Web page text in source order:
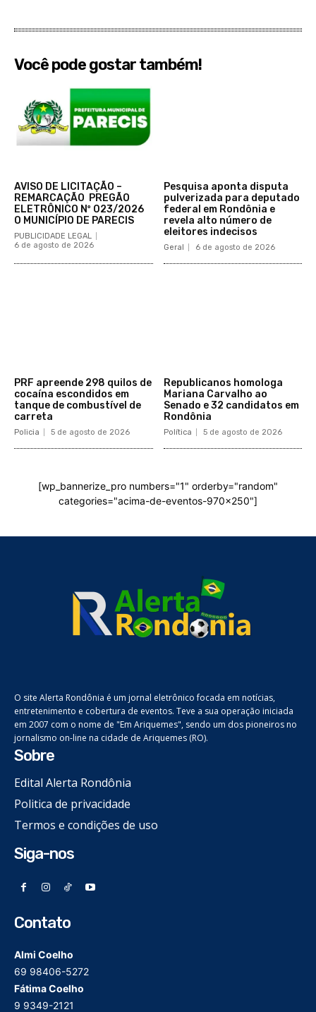
Você pode gostar também!
AVISO DE LICITAÇÃO –
REMARCAÇÃO PREGÃO
ELETRÔNICO Nº 023/2026
O MUNICÍPIO DE PARECIS
PUBLICIDADE LEGAL
6 de agosto de 2026
Pesquisa aponta disputa
pulverizada para deputado
federal em Rondônia e
revela alto número de
eleitores indecisos
Geral 6 de agosto de 2026
PRF apreende 298 quilos de
cocaína escondidos em
tanque de combustível de
carreta
Policia 5 de agosto de 2026
Republicanos homologa
Mariana Carvalho ao
Senado e 32 candidatos em
Rondônia
Política 5 de agosto de 2026
[wp_bannerize_pro numbers="1" orderby="random"
categories="acima-de-eventos-970x250"]
O site Alerta Rondônia é um jornal eletrônico focada em notícias,
entretenimento e cobertura de eventos. Teve a sua operação iniciada
em 2007 com o nome de "Em Ariquemes", sendo um dos pioneiros no
jornalismo on-line na cidade de Ariquemes (RO).
Sobre
Edital Alerta Rondônia
Politica de privacidade
Termos e condições de uso
Siga-nos
Contato
Almi Coelho
69 98406-5272
Fátima Coelho
9 9349-2121